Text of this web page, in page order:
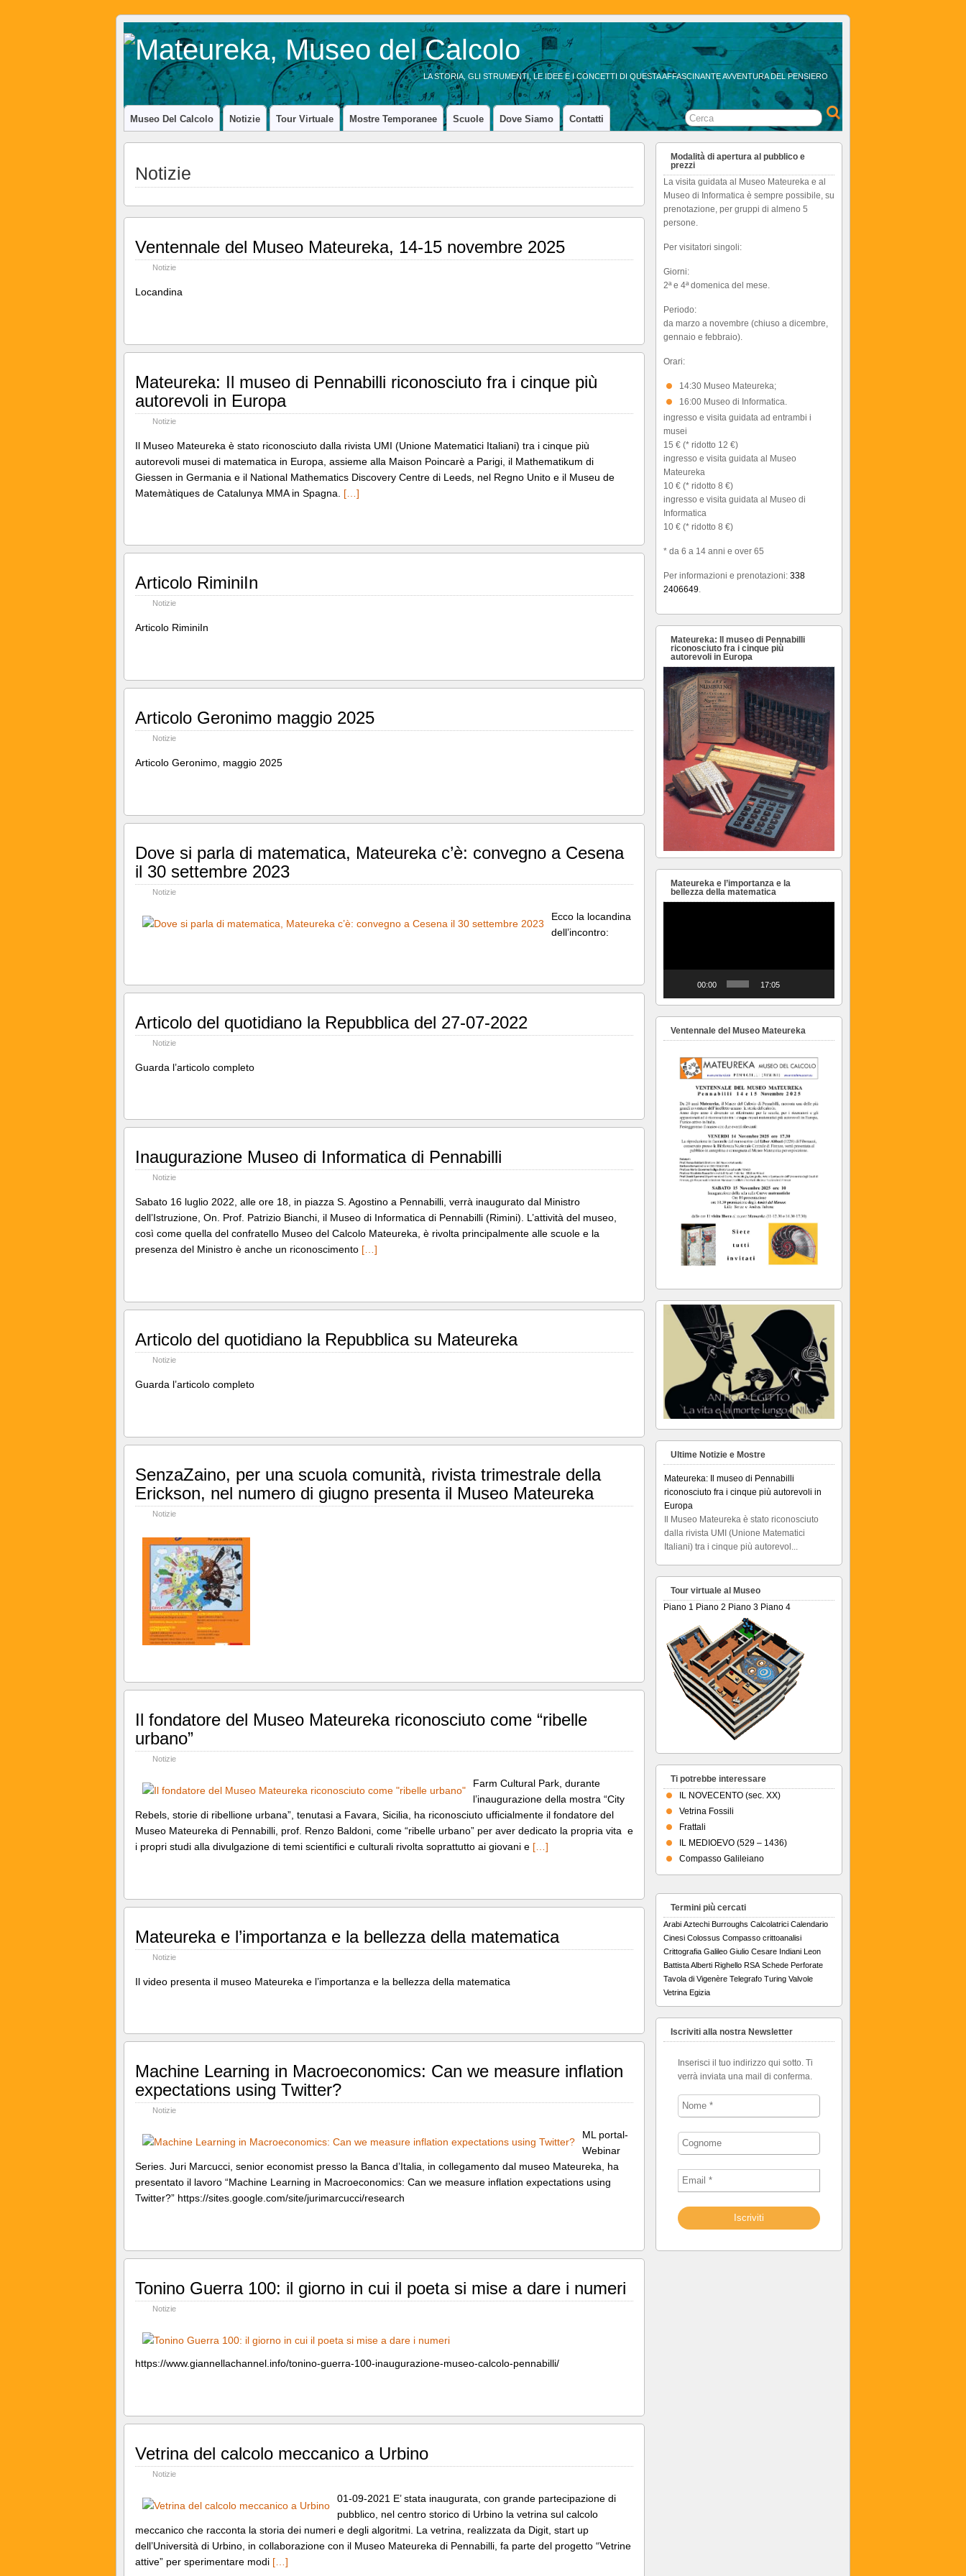
LA STORIA, GLI STRUMENTI, LE IDEE E I CONCETTI DI QUESTA AFFASCINANTE AVVENTURA DEL PENSIERO
Museo Del Calcolo Notizie Tour Virtuale Mostre Temporanee Scuole Dove Siamo Contatti
Notizie
Ventennale del Museo Mateureka, 14-15 novembre 2025
Notizie
Locandina
Mateureka: Il museo di Pennabilli riconosciuto fra i cinque più
autorevoli in Europa
Notizie
Il Museo Mateureka è stato riconosciuto dalla rivista UMI (Unione Matematici Italiani) tra i cinque più
autorevoli musei di matematica in Europa, assieme alla Maison Poincarè a Parigi, il Mathematikum di
Giessen in Germania e il National Mathematics Discovery Centre di Leeds, nel Regno Unito e il Museu de
Matemàtiques de Catalunya MMA in Spagna. […]
Articolo RiminiIn
Notizie
Articolo RiminiIn
Articolo Geronimo maggio 2025
Notizie
Articolo Geronimo, maggio 2025
Dove si parla di matematica, Mateureka c’è: convegno a Cesena
il 30 settembre 2023
Notizie
Ecco la locandina
dell’incontro:
Articolo del quotidiano la Repubblica del 27-07-2022
Notizie
Guarda l’articolo completo
Inaugurazione Museo di Informatica di Pennabilli
Notizie
Sabato 16 luglio 2022, alle ore 18, in piazza S. Agostino a Pennabilli, verrà inaugurato dal Ministro
dell’Istruzione, On. Prof. Patrizio Bianchi, il Museo di Informatica di Pennabilli (Rimini). L’attività del museo,
così come quella del confratello Museo del Calcolo Mateureka, è rivolta principalmente alle scuole e la
presenza del Ministro è anche un riconoscimento […]
Articolo del quotidiano la Repubblica su Mateureka
Notizie
Guarda l’articolo completo
SenzaZaino, per una scuola comunità, rivista trimestrale della
Erickson, nel numero di giugno presenta il Museo Mateureka
Notizie
Il fondatore del Museo Mateureka riconosciuto come “ribelle
urbano”
Notizie
Farm Cultural Park, durante
l’inaugurazione della mostra “City
Rebels, storie di ribellione urbana”, tenutasi a Favara, Sicilia, ha riconosciuto ufficialmente il fondatore del
Museo Mateureka di Pennabilli, prof. Renzo Baldoni, come “ribelle urbano” per aver dedicato la propria vita e
i propri studi alla divulgazione di temi scientifici e culturali rivolta soprattutto ai giovani e […]
Mateureka e l’importanza e la bellezza della matematica
Notizie
Il video presenta il museo Mateureka e l’importanza e la bellezza della matematica
Machine Learning in Macroeconomics: Can we measure inflation
expectations using Twitter?
Notizie
ML portal-
Webinar
Series. Juri Marcucci, senior economist presso la Banca d’Italia, in collegamento dal museo Mateureka, ha
presentato il lavoro “Machine Learning in Macroeconomics: Can we measure inflation expectations using
Twitter?” https://sites.google.com/site/jurimarcucci/research
Tonino Guerra 100: il giorno in cui il poeta si mise a dare i numeri
Notizie
https://www.giannellachannel.info/tonino-guerra-100-inaugurazione-museo-calcolo-pennabilli/
Vetrina del calcolo meccanico a Urbino
Notizie
01-09-2021 E’ stata inaugurata, con grande partecipazione di
pubblico, nel centro storico di Urbino la vetrina sul calcolo
meccanico che racconta la storia dei numeri e degli algoritmi. La vetrina, realizzata da Digit, start up
dell’Università di Urbino, in collaborazione con il Museo Mateureka di Pennabilli, fa parte del progetto “Vetrine
attive” per sperimentare modi […]
Modalità di apertura al pubblico e
prezzi
La visita guidata al Museo Mateureka e al
Museo di Informatica è sempre possibile, su
prenotazione, per gruppi di almeno 5
persone.
Per visitatori singoli:
Giorni:
2ª e 4ª domenica del mese.
Periodo:
da marzo a novembre (chiuso a dicembre,
gennaio e febbraio).
Orari:
14:30 Museo Mateureka;
16:00 Museo di Informatica.
ingresso e visita guidata ad entrambi i
musei
15 € (* ridotto 12 €)
ingresso e visita guidata al Museo
Mateureka
10 € (* ridotto 8 €)
ingresso e visita guidata al Museo di
Informatica
10 € (* ridotto 8 €)
* da 6 a 14 anni e over 65
Per informazioni e prenotazioni: 338
2406649.
Mateureka: Il museo di Pennabilli
riconosciuto fra i cinque più
autorevoli in Europa
Mateureka e l’importanza e la
bellezza della matematica
00:00 17:05
Ventennale del Museo Mateureka
Ultime Notizie e Mostre
Mateureka: Il museo di Pennabilli
riconosciuto fra i cinque più autorevoli in
Europa
Il Museo Mateureka è stato riconosciuto
dalla rivista UMI (Unione Matematici
Italiani) tra i cinque più autorevol...
Articolo RiminiIn...
Tour virtuale al Museo
Piano 1 Piano 2 Piano 3 Piano 4
Ti potrebbe interessare
IL NOVECENTO (sec. XX)
Vetrina Fossili
Frattali
IL MEDIOEVO (529 – 1436)
Compasso Galileiano
Termini più cercati
Arabi Aztechi Burroughs Calcolatrici Calendario
Cinesi Colossus Compasso crittoanalisi
Crittografia Galileo Giulio Cesare Indiani Leon
Battista Alberti Righello RSA Schede Perforate
Tavola di Vigenère Telegrafo Turing Valvole
Vetrina Egizia
Iscriviti alla nostra Newsletter
Inserisci il tuo indirizzo qui sotto. Ti
verrà inviata una mail di conferma.